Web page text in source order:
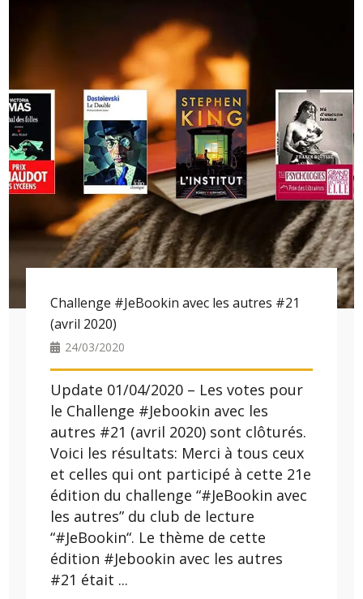
Challenge #JeBookin avec les autres #21
(avril 2020)
24/03/2020
Update 01/04/2020 – Les votes pour
le Challenge #Jebookin avec les
autres #21 (avril 2020) sont clôturés.
Voici les résultats: Merci à tous ceux
et celles qui ont participé à cette 21e
édition du challenge “#JeBookin avec
les autres” du club de lecture
“#JeBookin“. Le thème de cette
édition #Jebookin avec les autres
#21 était ...